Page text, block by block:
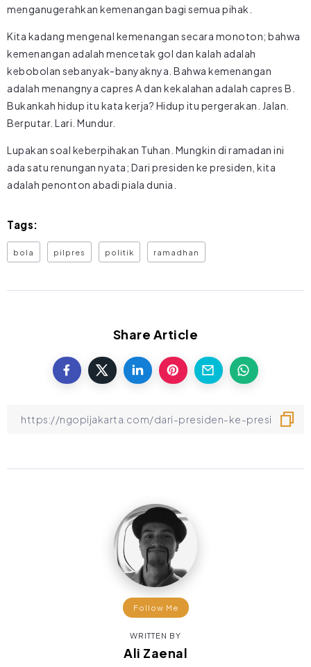
menganugerahkan kemenangan bagi semua pihak.
Kita kadang mengenal kemenangan secara monoton; bahwa
kemenangan adalah mencetak gol dan kalah adalah
kebobolan sebanyak-banyaknya. Bahwa kemenangan
adalah menangnya capres A dan kekalahan adalah capres B.
Bukankah hidup itu kata kerja? Hidup itu pergerakan. Jalan.
Berputar. Lari. Mundur.
Lupakan soal keberpihakan Tuhan. Mungkin di ramadan ini
ada satu renungan nyata; Dari presiden ke presiden, kita
adalah penonton abadi piala dunia.
Tags:
bola pilpres politik ramadhan
Share Article
Follow Me
WRITTEN BY
Ali Zaenal